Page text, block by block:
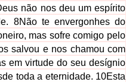
não nos deu um espírito
8Não te envergonhes do
mas sofre comigo pelo
salvou e nos chamou com
em virtude do seu desígnio
toda a eternidade. 10Esta